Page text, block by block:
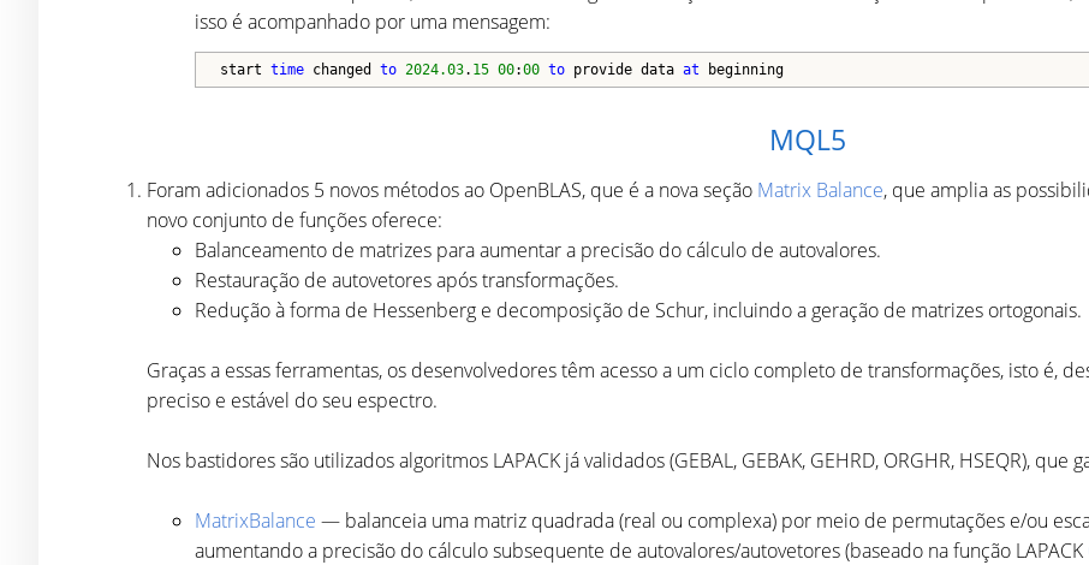
isso é acompanhado por uma mensagem:
start time changed to 2024.03. 15 00:00 to provide data at beginning
MQL5
Foram adicionados 5 novos métodos ao OpenBLAS, que é a nova seção Matrix Balance, que amplia as
novo conjunto de funções oferece:
Balanceamento de matrizes para aumentar a precisão do cálculo de autovalores.
Restauração de autovetores após transformações.
Redução à forma de Hessenberg e decomposição de Schur, incluindo a geração de matrizes ortogonais.
Graças a essas ferramentas, os desenvolvedores têm acesso a um ciclo completo de transformações, isto é,
preciso e estável do seu espectro.
Nos bastidores são utilizados algoritmos LAPACK já validados (GEBAL, GEBAK, GEHRD, ORGHR, HSEQR),
MatrixBalance — balanceia uma matriz quadrada (real ou complexa) por meio de permutações e/ou
aumentando a precisão do cálculo subsequente de autovalores/autovetores (baseado na função LAPACK